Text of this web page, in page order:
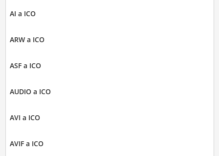
AI a ICO
ARW a ICO
ASF a ICO
AUDIO a ICO
AVI a ICO
AVIF a ICO